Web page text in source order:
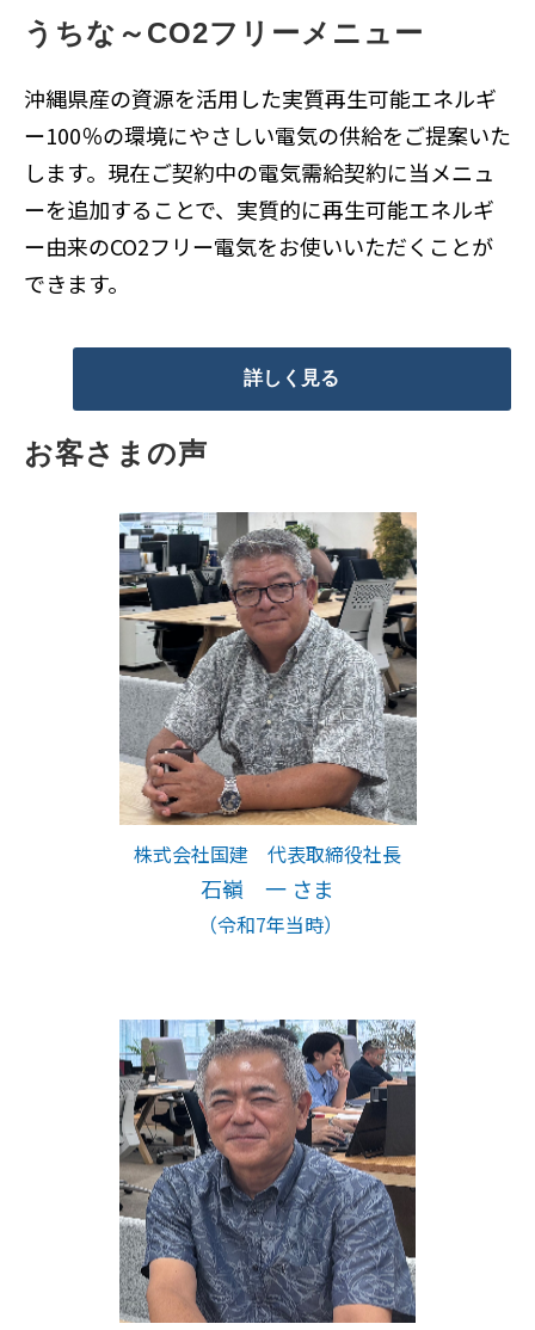
うちな～CO2フリーメニュー
沖縄県産の資源を活用した実質再生可能エネルギ
ー100％の環境にやさしい電気の供給をご提案いた
します。現在ご契約中の電気需給契約に当メニュ
ーを追加することで、実質的に再生可能エネルギ
ー由来のCO2フリー電気をお使いいただくことが
できます。
詳しく見る
お客さまの声
株式会社国建 代表取締役社長
石嶺 一 さま
（令和7年当時）